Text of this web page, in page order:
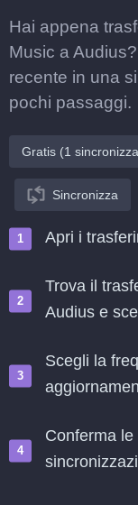
Hai appena
Music a
recente in una
pochi passaggi.
Gratis (1
Sincronizza
Apri i
Trova il
Audius e
Scegli la
Conferma